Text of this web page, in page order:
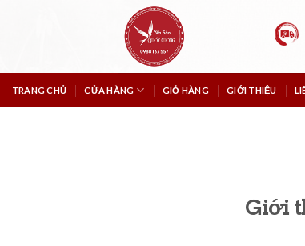
TRANG CHỦ CỬA HÀNG GIỎ HÀNG GIỚI THIỆU
Giới